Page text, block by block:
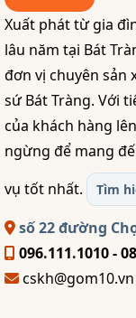
Xuất phát từ gia
lâu năm tại Bát
đơn vị chuyên sản
sứ Bát Tràng. Với
của khách hàng
ngừng để mang
vụ tốt nhất.
Tìm
số 22 đường
096.111.1010 -
cskh@gom10.vn